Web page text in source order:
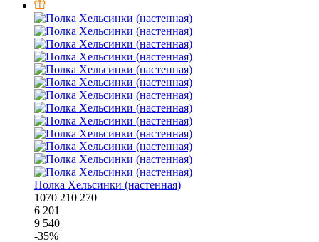
Полка Хельсинки (настенная)
1070 210 270
6 201
9 540
-35%